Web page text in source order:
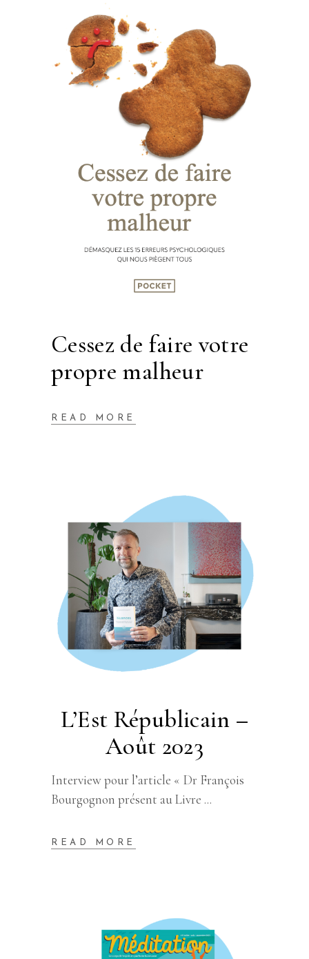
Cessez de faire votre
propre malheur
READ MORE
L’Est Républicain –
Août 2023
Interview pour l’article « Dr François
Bourgognon présent au Livre
READ MORE